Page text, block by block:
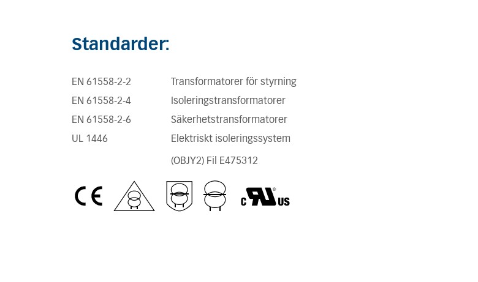
Standarder:
EN 61558-2-2
Transformatorer för styrning
EN 61558-2-4
Isoleringstransformatorer
EN 61558-2-6
Säkerhetstransformatorer
UL 1446
Elektriskt isoleringssystem
(OBJY2) Fil E475312